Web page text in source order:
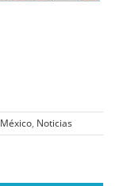
México, Noticias